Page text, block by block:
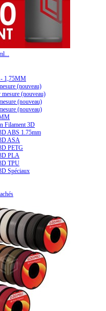
1,75MM
(nouveau)
(nouveau)
(nouveau)
(nouveau)
Filament 3D
ABS 1.75mm
ASA
PETG
PLA
TPU
Spéciaux